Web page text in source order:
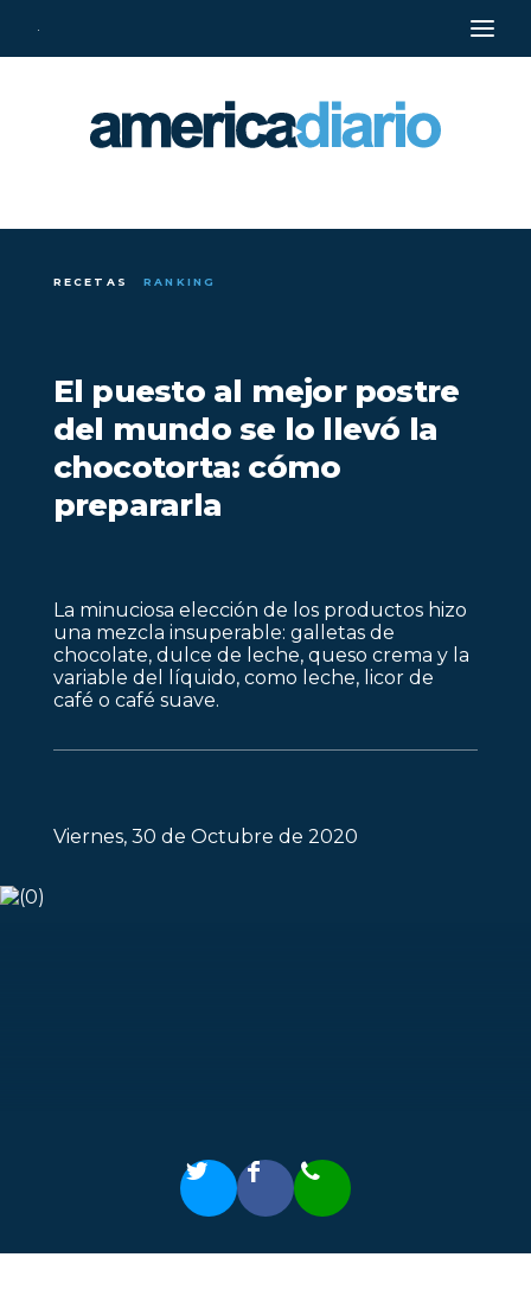
·
RECETAS RANKING
El puesto al mejor postre
del mundo se lo llevó la
chocotorta: cómo
prepararla
La minuciosa elección de los productos hizo
una mezcla insuperable: galletas de
chocolate, dulce de leche, queso crema y la
variable del líquido, como leche, licor de
café o café suave.
Viernes, 30 de Octubre de 2020